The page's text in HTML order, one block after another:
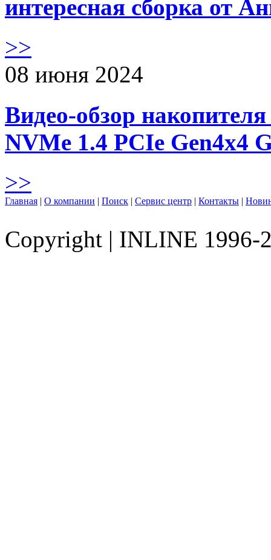
интересная сборка от
>>
08 июня 2024
Видео-обзор
NVMe 1.4 PCIe Gen4х4
>>
Главная | О компании | Поиск | Сервис центр | Контакты |
Copyright | INLINE 1996-